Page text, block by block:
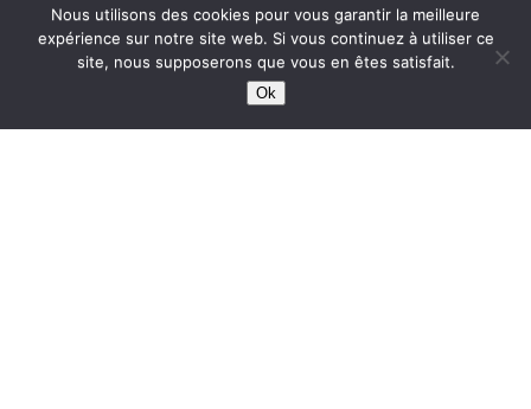
Nous utilisons des cookies pour vous garantir la meilleure
expérience sur notre site web. Si vous continuez à utiliser ce
site, nous supposerons que vous en êtes satisfait.
Ok